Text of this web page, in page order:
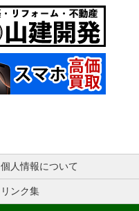
個人情報について
リンク集